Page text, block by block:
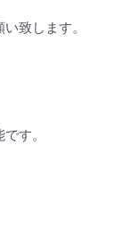
致します。
す。